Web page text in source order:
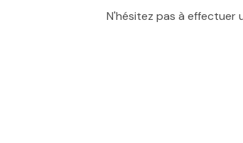
N'hésitez pas à effectuer